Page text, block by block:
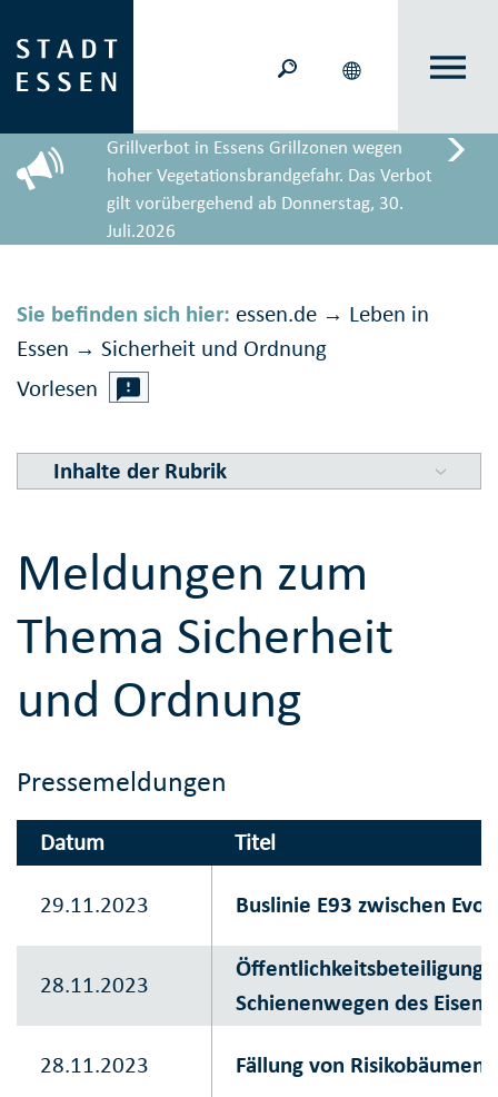
Grillverbot in Essens Grillzonen wegen
hoher Vegetationsbrandgefahr. Das Verbot
gilt vorübergehend ab Donnerstag, 30.
Juli.2026
Sie befinden sich hier: essen.de → Leben in
Essen → Sicher­heit und Ord­nung
Vorlesen
Inhalte der Rubrik
Meldungen zum
Thema Sicherheit
und Ordnung
Pressemeldungen
Datum Titel
29.11.2023 Buslinie E93 zwischen
28.11.2023
Öffentlichkeitsbeteiligung
Schienenwegen des
28.11.2023 Fällung von Risikobäumen